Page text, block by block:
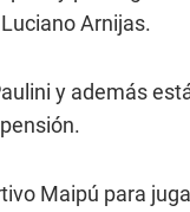
Arnijas.
y además
Maipú para